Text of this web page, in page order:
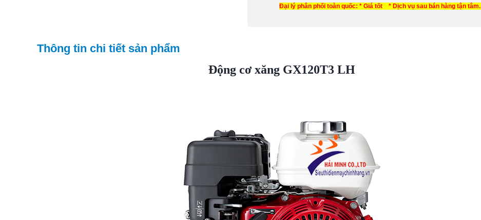
Đại lý phân phối toàn quốc: * Giá tốt * Dịch vụ sau bán hàng tận tâm.
Thông tin chi tiết sản phẩm
Ðộng cơ xăng GX120T3 LH